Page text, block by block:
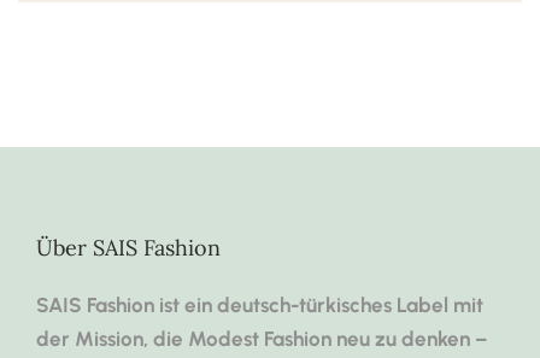
Über SAIS Fashion
SAIS Fashion ist ein deutsch-türkisches Label mit
der Mission, die Modest Fashion neu zu denken –